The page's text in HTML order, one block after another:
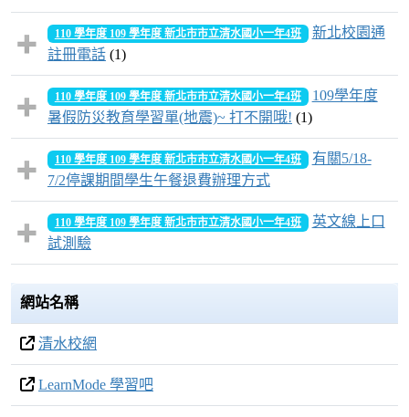
110 學年度 109 學年度 新北市市立清水國小一年4班
新北校園通
註冊電話 (1)
110 學年度 109 學年度 新北市市立清水國小一年4班
109學年度
暑假防災教育學習單(地震)~ 打不開哦! (1)
110 學年度 109 學年度 新北市市立清水國小一年4班
有關5/18-
7/2停課期間學生午餐退費辦理方式
110 學年度 109 學年度 新北市市立清水國小一年4班
英文線上口
試測驗
網站名稱
清水校網
LearnMode 學習吧